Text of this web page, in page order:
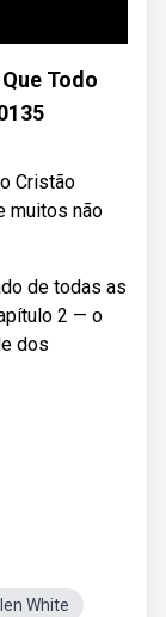
Todo
Cristão
muitos não
de todas as
2 — o
dos
White